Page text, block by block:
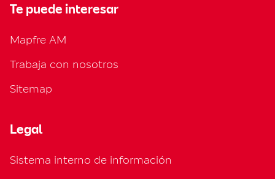
Te puede interesar
Mapfre AM
Trabaja con nosotros
Sitemap
Legal
Sistema interno de información